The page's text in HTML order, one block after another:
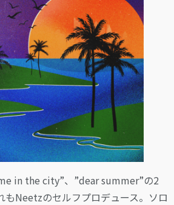
in the city”、”dear summer”の2
もNeetzのセルフプロデュース。ソロ